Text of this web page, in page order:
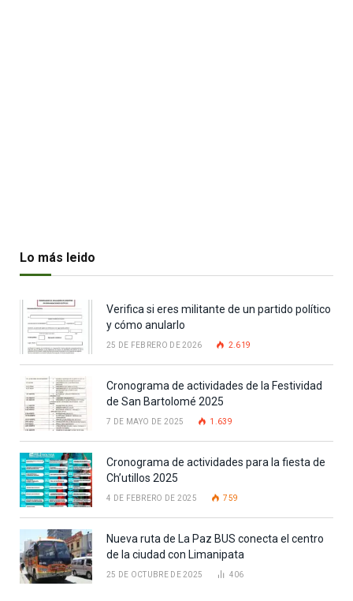
Lo más leido
Verifica si eres militante de un partido político
y cómo anularlo
25 DE FEBRERO DE 2026 2.619
Cronograma de actividades de la Festividad
de San Bartolomé 2025
7 DE MAYO DE 2025 1.639
Cronograma de actividades para la fiesta de
Ch’utillos 2025
4 DE FEBRERO DE 2025 759
Nueva ruta de La Paz BUS conecta el centro
de la ciudad con Limanipata
25 DE OCTUBRE DE 2025 406